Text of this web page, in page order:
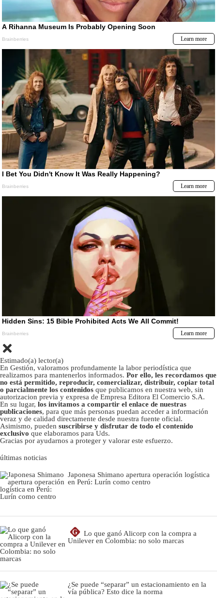
Estimado(a) lector(a)
En Gestión, valoramos profundamente la labor periodística que
realizamos para mantenerlos informados. Por ello, les recordamos que
no está permitido, reproducir, comercializar, distribuir, copiar total
o parcialmente los contenidos que publicamos en nuestra web, sin
autorizacion previa y expresa de Empresa Editora El Comercio S.A.
En su lugar, los invitamos a compartir el enlace de nuestras
publicaciones, para que más personas puedan acceder a información
veraz y de calidad directamente desde nuestra fuente oficial.
Asimismo, pueden suscribirse y disfrutar de todo el contenido
exclusivo que elaboramos para Uds.
Gracias por ayudarnos a proteger y valorar este esfuerzo.
últimas noticias
Japonesa Shimano apertura operación logística
en Perú: Lurín como centro
G
Lo que ganó Alicorp con la compra a
Unilever en Colombia: no solo marcas
¿Se puede “separar” un estacionamiento en la
vía pública? Esto dice la norma